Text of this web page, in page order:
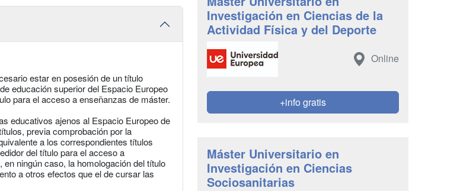
estar en posesión de un título
educación superior del Espacio Europeo
para el acceso a enseñanzas de máster.
educativos ajenos al Espacio Europeo de
previa comprobación por la
a los correspondientes títulos
del título para el acceso a
ningún caso, la homologación del título
a otros efectos que el de cursar las
Investigación en Ciencias de la
Actividad Física y del Deporte
Online
+info gratis
Máster Universitario en
Investigación en Ciencias
Sociosanitarias